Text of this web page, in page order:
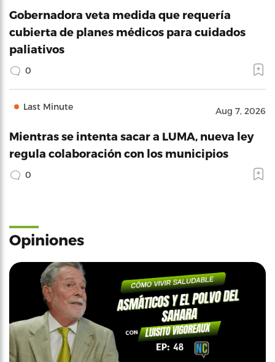
Gobernadora veta medida que requería
cubierta de planes médicos para cuidados
paliativos
0
Last Minute Aug 7, 2026
Mientras se intenta sacar a LUMA, nueva ley
regula colaboración con los municipios
0
Opiniones